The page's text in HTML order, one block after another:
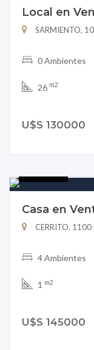
Local en
SARMIENTO,
0 Ambientes
26 m2
U$S 130000
Casa en
CERRITO,
4 Ambientes
1 m2
U$S 145000